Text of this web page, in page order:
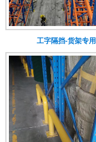
工字隔挡-货架专用